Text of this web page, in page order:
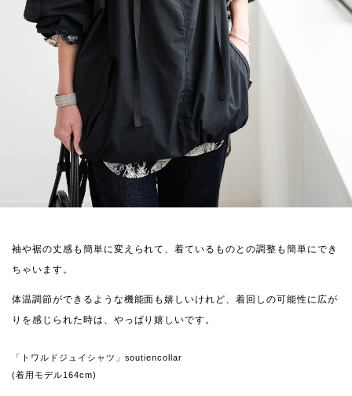
袖や裾の丈感も簡単に変えられて、着ているものとの調整も簡単にでき
ちゃいます。
体温調節ができるような機能面も嬉しいけれど、着回しの可能性に広が
りを感じられた時は、やっぱり嬉しいです。
「トワルドジュイシャツ」soutiencollar
(着用モデル164cm)